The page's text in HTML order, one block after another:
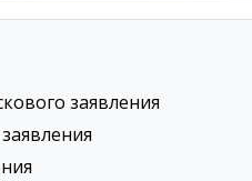
заявления